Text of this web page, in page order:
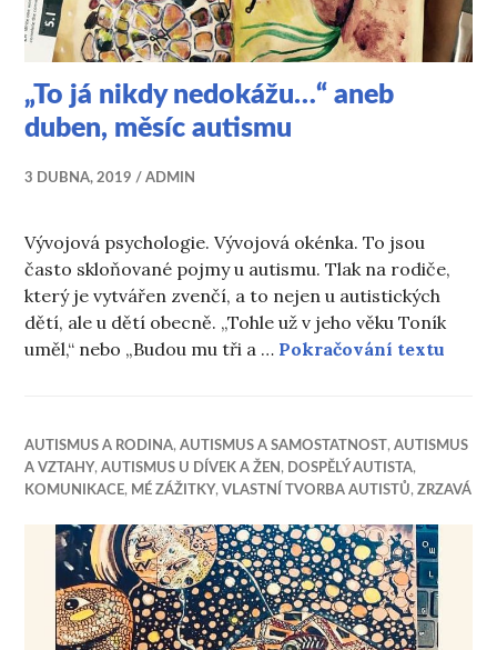
„To já nikdy nedokážu…“ aneb
duben, měsíc autismu
3 DUBNA, 2019 ADMIN
Vývojová psychologie. Vývojová okénka. To jsou
často skloňované pojmy u autismu. Tlak na rodiče,
který je vytvářen zvenčí, a to nejen u autistických
dětí, ale u dětí obecně. „Tohle už v jeho věku Toník
uměl,“ nebo „Budou mu tři a … Pokračování textu
AUTISMUS A RODINA,AUTISMUS A SAMOSTATNOST,AUTISMUS
A VZTAHY,AUTISMUS U DÍVEK A ŽEN , DOSPĚLÝ AUTISTA,
KOMUNIKACE, MÉ ZÁŽITKY,VLASTNÍ TVORBA AUTISTŮ,ZRZAVÁ